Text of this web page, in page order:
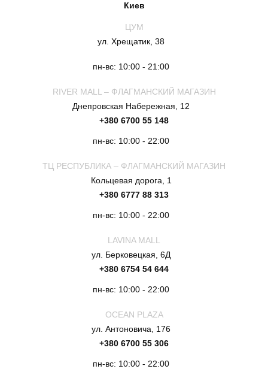
Киев
ЦУМ
ул. Хрещатик, 38
пн-вс: 10:00 - 21:00
RIVER MALL – ФЛАГМАНСКИЙ МАГАЗИН
Днепровская Набережная, 12
+380 6700 55 148
пн-вс: 10:00 - 22:00
ТЦ РЕСПУБЛИКА – ФЛАГМАНСКИЙ МАГАЗИН
Кольцевая дорога, 1
+380 6777 88 313
пн-вс: 10:00 - 22:00
LAVINA MALL
ул. Берковецкая, 6Д
+380 6754 54 644
пн-вс: 10:00 - 22:00
OCEAN PLAZA
ул. Антоновича, 176
+380 6700 55 306
пн-вс: 10:00 - 22:00